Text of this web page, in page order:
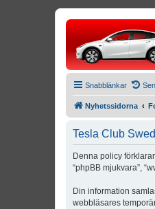
Snabblänkar
Nyhetssidorna
Tesla Club
Denna policy förklarar
“phpBB mjukvara”,
Din information
webbläsares